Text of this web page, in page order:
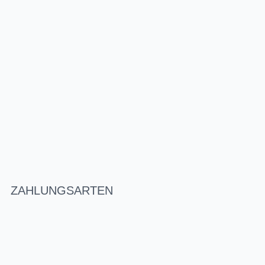
ZAHLUNGSARTEN